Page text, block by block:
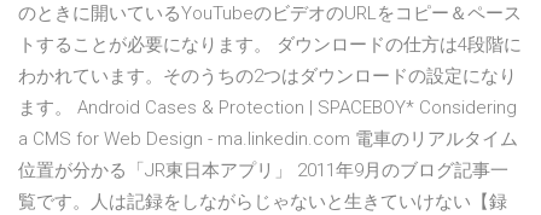
のときに開いているYouTubeのビデオのURLをコピー＆ペース
トすることが必要になります。 ダウンロードの仕方は4段階に
わかれています。そのうちの2つはダウンロードの設定になり
ます。 Android Cases & Protection | SPACEBOY* Considering
a CMS for Web Design - ma.linkedin.com 電車のリアルタイム
位置が分かる「JR東日本アプリ」 2011年9月のブログ記事一
覧です。人は記録をしながらじゃないと生きていけない【録